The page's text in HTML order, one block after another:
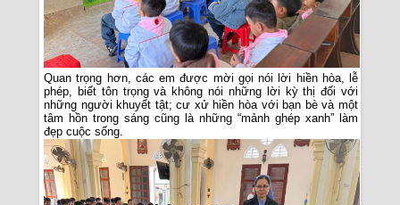
Quan trọng hơn, các em được mời gọi nói lời hiền hòa, lễ
phép, biết tôn trọng và không nói những lời kỳ thị đối với
những người khuyết tật; cư xử hiền hòa với bạn bè và một
tâm hồn trong sáng cũng là những “mảnh ghép xanh” làm
đẹp cuộc sống.